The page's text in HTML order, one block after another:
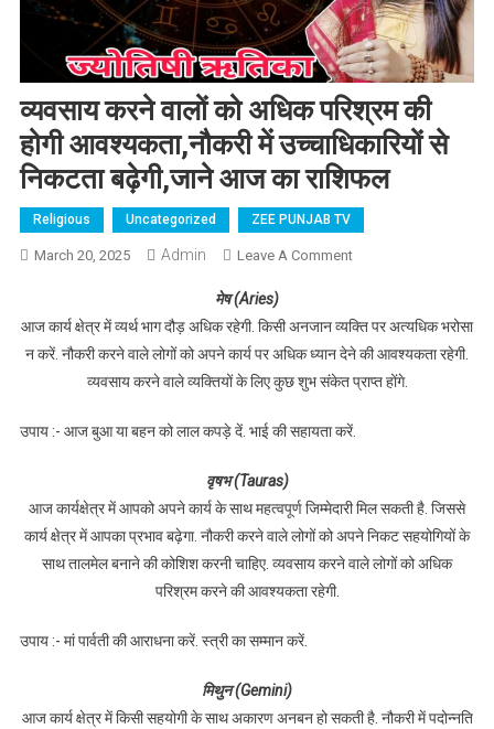
व्यवसाय करने वालों को अधिक परिश्रम की
होगी आवश्यकता,नौकरी में उच्चाधिकारियों से
निकटता बढ़ेगी,जाने आज का राशिफल
Religious Uncategorized ZEE PUNJAB TV
March 20, 2025 Admin Leave A CommentOn व्यवसाय करने वालों
में उच्चाधिकारियों से
निकटता बढ़ेगी,जाने आज
का राशिफल
मेष (Aries)
आज कार्य क्षेत्र में व्यर्थ भाग दौड़ अधिक रहेगी. किसी अनजान व्यक्ति पर अत्यधिक भरोसा
न करें. नौकरी करने वाले लोगों को अपने कार्य पर अधिक ध्यान देने की आवश्यकता रहेगी.
व्यवसाय करने वाले व्यक्तियों के लिए कुछ शुभ संकेत प्राप्त होंगे.
उपाय :- आज बुआ या बहन को लाल कपड़े दें. भाई की सहायता करें.
वृषभ (Tauras)
आज कार्यक्षेत्र में आपको अपने कार्य के साथ महत्वपूर्ण जिम्मेदारी मिल सकती है. जिससे
कार्य क्षेत्र में आपका प्रभाव बढ़ेगा. नौकरी करने वाले लोगों को अपने निकट सहयोगियों के
साथ तालमेल बनाने की कोशिश करनी चाहिए. व्यवसाय करने वाले लोगों को अधिक
परिश्रम करने की आवश्यकता रहेगी.
उपाय :- मां पार्वती की आराधना करें. स्त्री का सम्मान करें.
मिथुन (Gemini)
आज कार्य क्षेत्र में किसी सहयोगी के साथ अकारण अनबन हो सकती है. नौकरी में पदोन्नति